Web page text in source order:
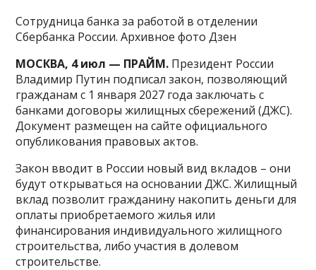
Сотрудница банка за работой в отделении
Сбербанка России. Архивное фото Дзен
МОСКВА, 4 июл — ПРАЙМ. Президент России
Владимир Путин подписал закон, позволяющий
гражданам с 1 января 2027 года заключать с
банками договоры жилищных сбережений (ДЖС).
Документ размещен на сайте официального
опубликования правовых актов.
Закон вводит в России новый вид вкладов – они
будут открываться на основании ДЖС. Жилищный
вклад позволит гражданину накопить деньги для
оплаты приобретаемого жилья или
финансирования индивидуального жилищного
строительства, либо участия в долевом
строительстве.